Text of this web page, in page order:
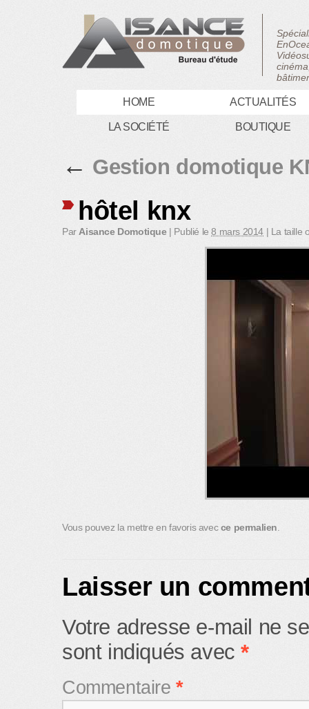
HOME ACTUALITÉS
LA SOCIÉTÉ BOUTIQUE
← Gestion domotique
hôtel knx
Par Aisance Domotique | Publié le 8 mars 2014 | La taille
Vous pouvez la mettre en favoris avecce permalien
Laisser un
Votre adresse e-mail ne
sont indiqués avec*
Commentaire*